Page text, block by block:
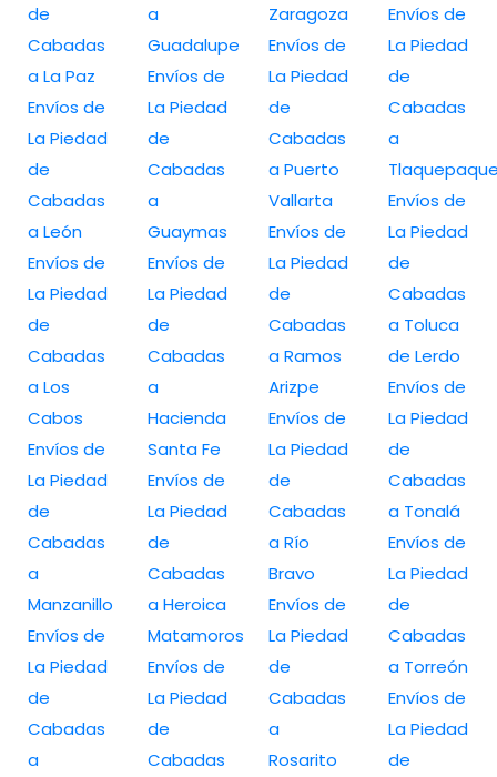
de
Cabadas
a La Paz
Envíos de
La Piedad
de
Cabadas
a León
Envíos de
La Piedad
de
Cabadas
a Los
Cabos
Envíos de
La Piedad
de
Cabadas
a
Manzanillo
Envíos de
La Piedad
de
Cabadas
a
a
Guadalupe
Envíos de
La Piedad
de
Cabadas
a
Guaymas
Envíos de
La Piedad
de
Cabadas
a
Hacienda
Santa Fe
Envíos de
La Piedad
de
Cabadas
a Heroica
Matamoros
Envíos de
La Piedad
de
Cabadas
Zaragoza
Envíos de
La Piedad
de
Cabadas
a Puerto
Vallarta
Envíos de
La Piedad
de
Cabadas
a Ramos
Arizpe
Envíos de
La Piedad
de
Cabadas
a Río
Bravo
Envíos de
La Piedad
de
Cabadas
a
Rosarito
Envíos de
La Piedad
de
Cabadas
a
Envíos de
La Piedad
de
Cabadas
a Toluca
de Lerdo
Envíos de
La Piedad
de
Cabadas
a Tonalá
Envíos de
La Piedad
de
Cabadas
a Torreón
Envíos de
La Piedad
de